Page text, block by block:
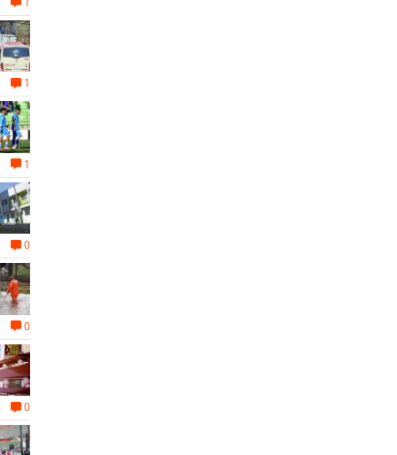
1
1
0
0
0